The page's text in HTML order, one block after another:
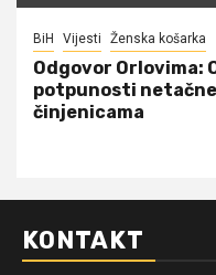
BiH Vijesti Ženska košarka
Odgovor Orlovima:
potpunosti
činjenicama
KONTAKT